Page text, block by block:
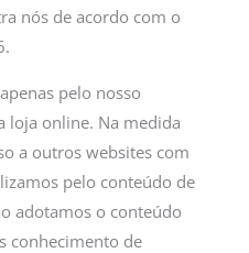
nós de acordo com o
pelo nosso
loja online. Na medida
a outros websites com
pelo conteúdo de
adotamos o conteúdo
conhecimento de